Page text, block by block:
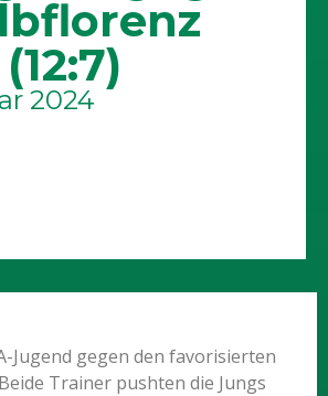
2024
Jugend gegen den favorisierten
Trainer pushten die Jungs